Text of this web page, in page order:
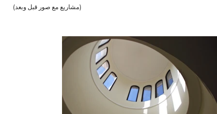
(مشاريع مع صور قبل وبعد)